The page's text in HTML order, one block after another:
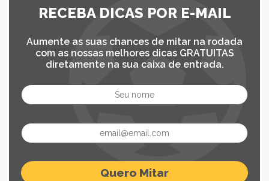
RECEBA DICAS POR E-MAIL
Aumente as suas chances de mitar na rodada
com as nossas melhores dicas GRATUITAS
diretamente na sua caixa de entrada.